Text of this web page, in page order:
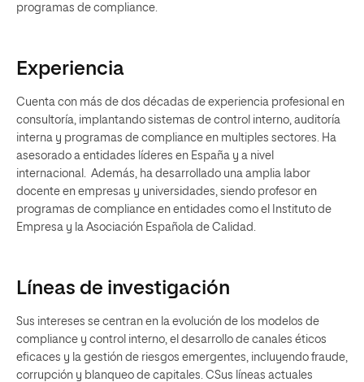
programas de compliance.
Experiencia
Cuenta con más de dos décadas de experiencia profesional en
consultoría, implantando sistemas de control interno, auditoría
interna y programas de compliance en multiples sectores. Ha
asesorado a entidades líderes en España y a nivel
internacional. Además, ha desarrollado una amplia labor
docente en empresas y universidades, siendo profesor en
programas de compliance en entidades como el Instituto de
Empresa y la Asociación Española de Calidad.
Líneas de investigación
Sus intereses se centran en la evolución de los modelos de
compliance y control interno, el desarrollo de canales éticos
eficaces y la gestión de riesgos emergentes, incluyendo fraude,
corrupción y blanqueo de capitales. CSus líneas actuales